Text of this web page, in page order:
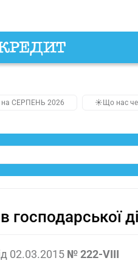
на СЕРПЕНЬ 2026 ☀️Що нас
господарської
02.03.2015 № 222-VIII